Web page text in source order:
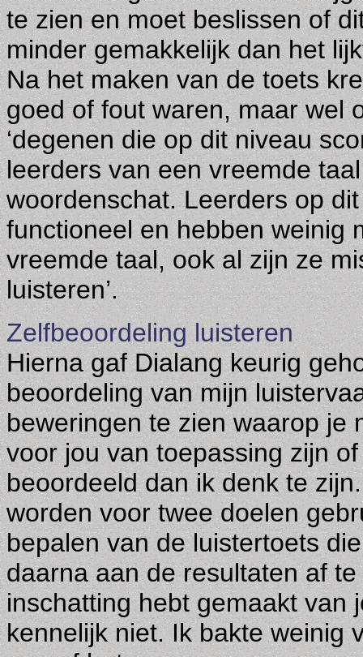
te zien en moet beslissen of
minder gemakkelijk dan het
Na het maken van de toets
goed of fout waren, maar wel
‘degenen die op dit niveau
leerders van een vreemde
woordenschat. Leerders op
functioneel en hebben weinig
vreemde taal, ook al zijn ze
luisteren’.
Zelfbeoordeling luisteren
Hierna gaf Dialang keurig
beoordeling van mijn
beweringen te zien waarop je
voor jou van toepassing zijn
beoordeeld dan ik denk te
worden voor twee doelen
bepalen van de luistertoets
daarna aan de resultaten af
inschatting hebt gemaakt van
kennelijk niet. Ik bakte weinig